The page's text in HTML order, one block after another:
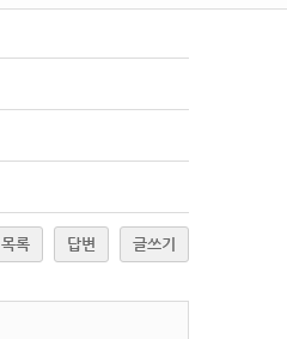
목록 답변 글쓰기